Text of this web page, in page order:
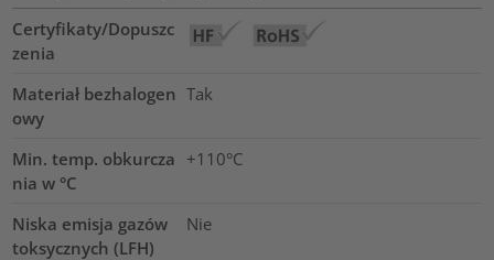
Certyfikaty/Dopuszc
zenia
Materiał bezhalogen
owy
Tak
Min. temp. obkurcza
nia w °C
+110°C
Niska emisja gazów
toksycznych (LFH)
Nie